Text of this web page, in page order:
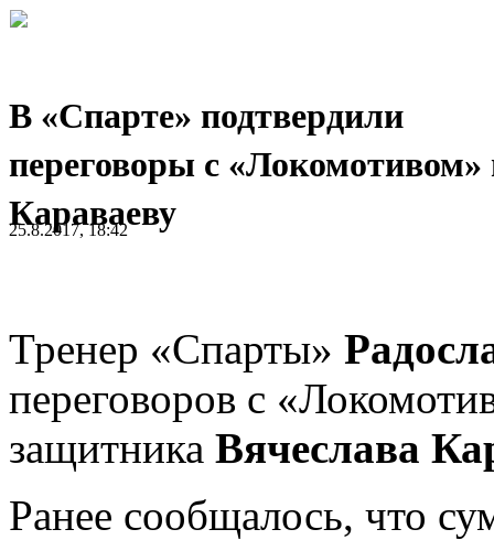
В «Спарте» подтвердили
переговоры с «Локомотивом»
Караваеву
25.8.2017, 18:42
Тренер «Спарты»
переговоров с
защитника Вячеслава
Ранее сообщалось, что